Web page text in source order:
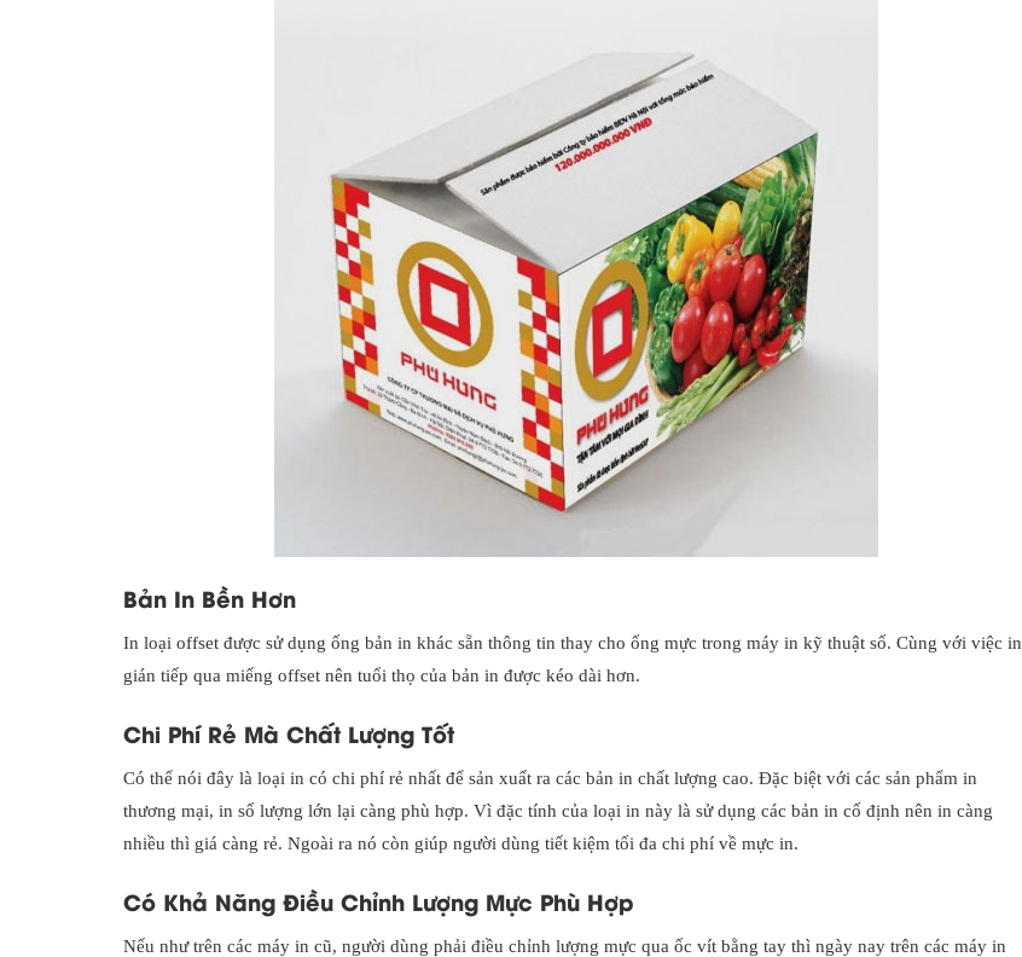
Bản In Bền Hơn
In loại offset được sử dụng ống bản in khác sẵn thông tin thay cho ống mực trong máy in kỹ thuật số. Cùng với việc in
gián tiếp qua miếng offset nên tuổi thọ của bản in được kéo dài hơn.
Chi Phí Rẻ Mà Chất Lượng Tốt
Có thể nói đây là loại in có chi phí rẻ nhất để sản xuất ra các bản in chất lượng cao. Đặc biệt với các sản phẩm in
thương mại, in số lượng lớn lại càng phù hợp. Vì đặc tính của loại in này là sử dụng các bản in cố định nên in càng
nhiều thì giá càng rẻ. Ngoài ra nó còn giúp người dùng tiết kiệm tối đa chi phí về mực in.
Có Khả Năng Điều Chỉnh Lượng Mực Phù Hợp
Nếu như trên các máy in cũ, người dùng phải điều chỉnh lượng mực qua ốc vít bằng tay thì ngày nay trên các máy in